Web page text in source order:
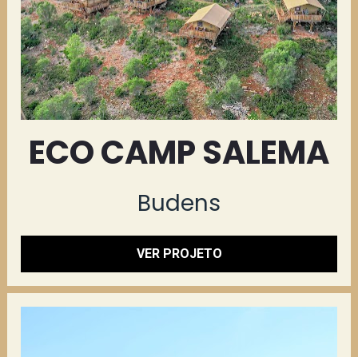
ECO CAMP SALEMA
Budens
VER PROJETO